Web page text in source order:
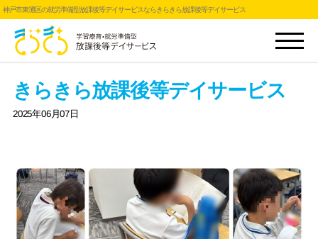
神戸市東灘区の就労準備型放課後等デイサービスならきらきら放課後等デイサービス
きらきら放課後等デイサービス
2025年06月07日